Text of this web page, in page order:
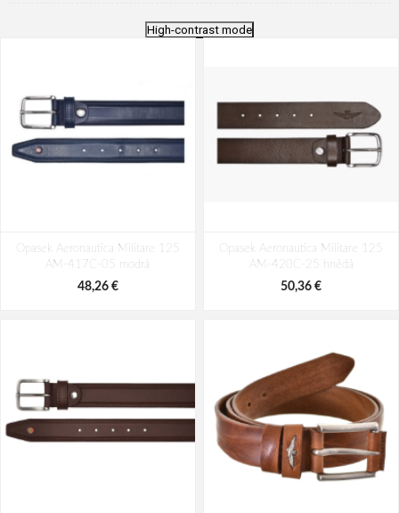
High-contrast mode
Opasek Aeronautica Militare 125
AM-417C-05 modrá
48,26 €
Opasek Aeronautica Militare 125
AM-420C-25 hnědá
50,36 €